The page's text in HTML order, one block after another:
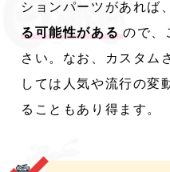
ションパーツがあれば、
る可能性がある ので、
さい。なお、カスタム
しては人気や流行の変
ることもあり得ます。